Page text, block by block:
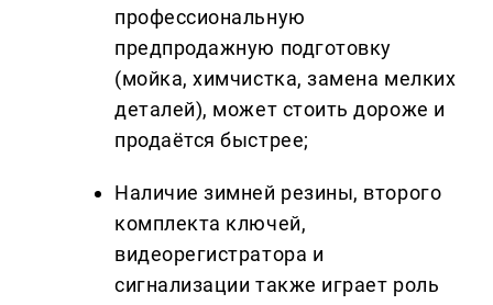
профессиональную
предпродажную подготовку
(мойка, химчистка, замена мелких
деталей), может стоить дороже и
продаётся быстрее;
Наличие зимней резины, второго
комплекта ключей,
видеорегистратора и
сигнализации также играет роль